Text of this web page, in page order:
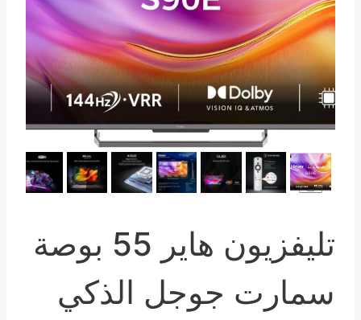
تليفزيون هاير 55 بوصة
سمارت جوجل الذكي